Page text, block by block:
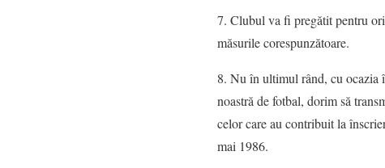
7. Clubul va fi pregătit pentru
măsurile corespunzătoare.
8. Nu în ultimul rând, cu ocazia
noastră de fotbal, dorim să
celor care au contribuit la
mai 1986.